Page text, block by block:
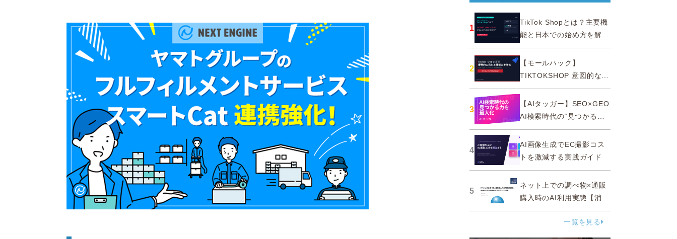
1
TikTok Shopとは？主要機
能と日本での始め方を解説
｜公式認定パートナー
2
【モールハック】
TIKTOKSHOP 意図的なバ
ズを生む法則
3
【AIタッガー】SEO×GEO
AI検索時代の“見つかる
力”を最大化
4
AI画像生成でEC撮影コス
トを激減する実践ガイド
5
ネット上での調べ物×通販
購入時のAI利用実態【消費
者調査 2025】
一覧を見る